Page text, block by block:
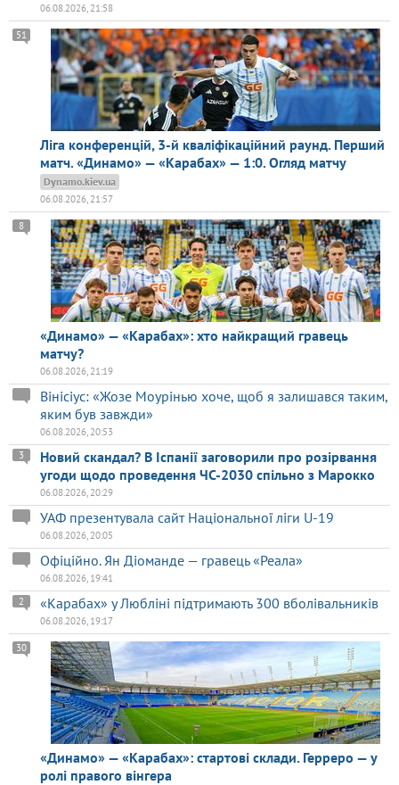
06.08.2026, 21:58
Ліга конференцій, 3-й кваліфікаційний раунд. Перший
матч. «Динамо» — «Карабах» — 1:0. Огляд матчу
51
Dynamo.kiev.ua
06.08.2026, 21:57
«Динамо» — «Карабах»: хто найкращий гравець
матчу?
8
06.08.2026, 21:19
Вінісіус: «Жозе Моурінью хоче, щоб я залишався таким,
яким був завжди»
06.08.2026, 20:53
Новий скандал? В Іспанії заговорили про розірвання
угоди щодо проведення ЧС-2030 спільно з Марокко
3
06.08.2026, 20:29
УАФ презентувала сайт Національної ліги U-19
06.08.2026, 20:05
Офіційно. Ян Діоманде — гравець «Реала»
06.08.2026, 19:41
«Карабах» у Любліні підтримають 300 вболівальників
2
06.08.2026, 19:17
«Динамо» — «Карабах»: стартові склади. Герреро — у
ролі правого вінгера
30